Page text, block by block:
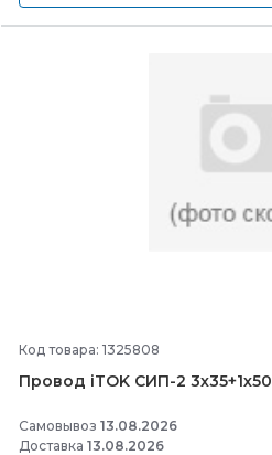
Код товара: 1325808
Провод iTOK СИП-2 3х35+1х50
Самовывоз 13.08.2026
Доставка 13.08.2026